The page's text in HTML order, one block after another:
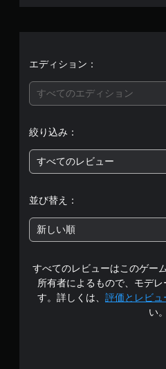
エディション：
すべてのエディション
絞り込み：
すべてのレビュー
並び替え：
新しい順
すべてのレビューはこのゲー
所有者によるもので、モデ
す。詳しくは、 評価とレビュ
い。